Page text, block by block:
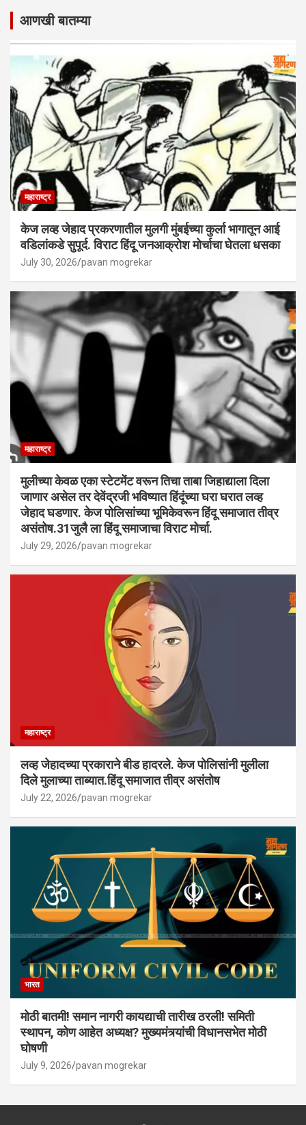
आणखी बातम्या
महाराष्ट्र
केज लव्ह जेहाद प्रकरणातील मुलगी मुंबईच्या कुर्ला भागातून आई
वडिलांकडे सुपूर्द. विराट हिंदू जनआक्रोश मोर्चाचा घेतला धसका
July 30, 2026 pavan mogrekar
महाराष्ट्र
मुलीच्या केवळ एका स्टेटमेंट वरून तिचा ताबा जिहाद्याला दिला
जाणार असेल तर देवेंद्रजी भविष्यात हिंदूंच्या घरा घरात लव्ह
जेहाद घडणार. केज पोलिसांच्या भूमिकेवरून हिंदू समाजात तीव्र
असंतोष.31जुलै ला हिंदू समाजाचा विराट मोर्चा.
July 29, 2026 pavan mogrekar
महाराष्ट्र
लव्ह जेहादच्या प्रकाराने बीड हादरले. केज पोलिसांनी मुलीला
दिले मुलाच्या ताब्यात.हिंदू समाजात तीव्र असंतोष
July 22, 2026 pavan mogrekar
भारत
मोठी बातमी! समान नागरी कायद्याची तारीख ठरली! समिती
स्थापन, कोण आहेत अध्यक्ष? मुख्यमंत्र्यांची विधानसभेत मोठी
घोषणी
July 9, 2026 pavan mogrekar